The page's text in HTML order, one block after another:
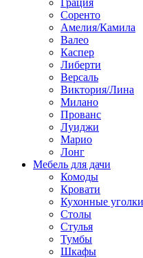
Грация
Соренто
Амелия/Камила
Валео
Каспер
Либерти
Версаль
Виктория/Лина
Милано
Прованс
Луиджи
Марио
Лонг
Мебель для дачи
Комоды
Кровати
Кухонные уголки
Столы
Стулья
Тумбы
Шкафы